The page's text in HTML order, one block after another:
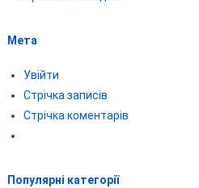
Мета
Увійти
Стрічка записів
Стрічка коментарів
Популярні категорії